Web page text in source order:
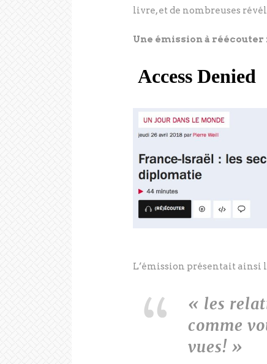
livre, et de nombreuses
Une émission à réécouter
L’émission présentait ainsi
« les
comme
vues! »